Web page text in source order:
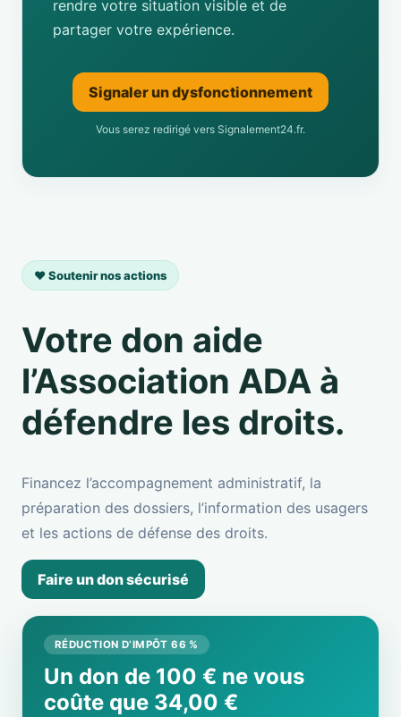
rendre votre situation visible et de
partager votre expérience.
Signaler un dysfonctionnement
Vous serez redirigé vers Signalement24.fr.
❤️ Soutenir nos actions
Votre don aide
l’Association ADA à
défendre les droits.
Financez l’accompagnement administratif, la
préparation des dossiers, l’information des usagers
et les actions de défense des droits.
Faire un don sécurisé
RÉDUCTION D’IMPÔT 66 %
Un don de 100 € ne vous
coûte que 34,00 €